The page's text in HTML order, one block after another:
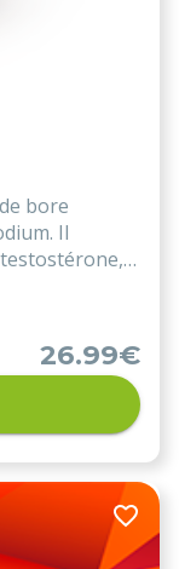
bore
Il
endocriniens,
26.99€